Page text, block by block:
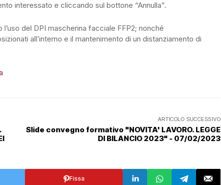
interessato e cliccando sul bottone “Annulla”.
del DPI mascherina facciale FFP2; nonché
all’interno e il mantenimento di un distanziamento di
ARTICOLO SUCCESSIVO
Slide convegno formativo "NOVITA' LAVORO. LEGGE
DI BILANCIO 2023" - 07/02/2023
Fissa